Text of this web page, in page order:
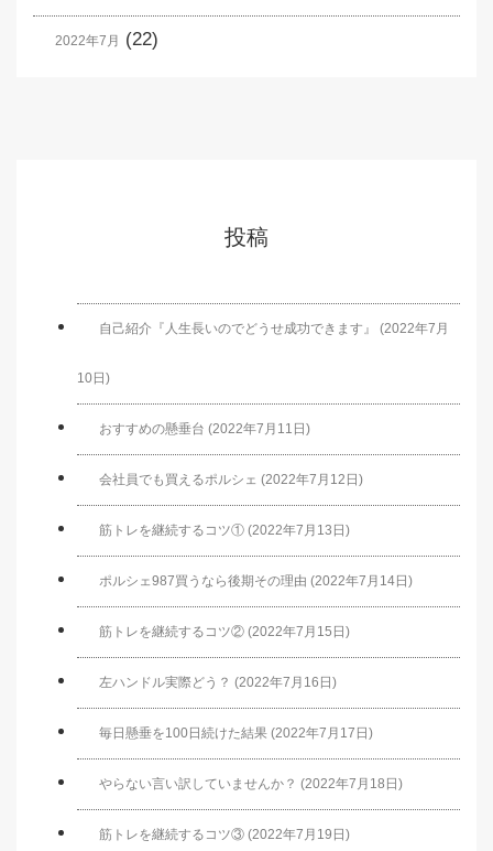
2022年7月 (22)
投稿
自己紹介『人生長いのでどうせ成功できます』 (2022年7月
10日)
おすすめの懸垂台 (2022年7月11日)
会社員でも買えるポルシェ (2022年7月12日)
筋トレを継続するコツ① (2022年7月13日)
ポルシェ987買うなら後期その理由 (2022年7月14日)
筋トレを継続するコツ② (2022年7月15日)
左ハンドル実際どう？ (2022年7月16日)
毎日懸垂を100日続けた結果 (2022年7月17日)
やらない言い訳していませんか？ (2022年7月18日)
筋トレを継続するコツ③ (2022年7月19日)